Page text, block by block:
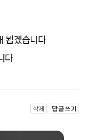
뵙겠습니다
다